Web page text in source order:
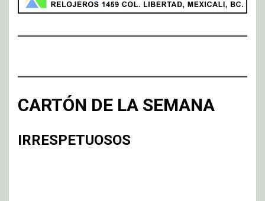
CARTÓN DE LA SEMANA
IRRESPETUOSOS